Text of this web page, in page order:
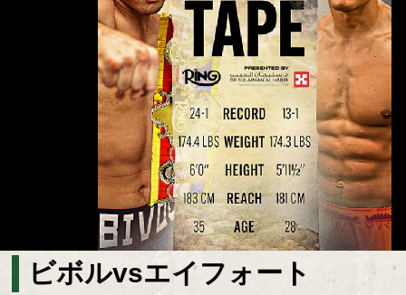
ビボルvsエイフォート